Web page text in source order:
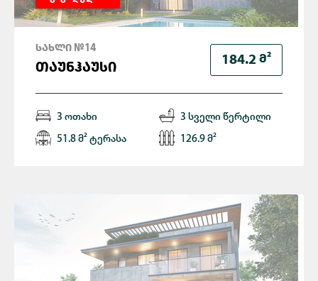
184.2 Მ²
ᲡᲐᲮᲚᲘ №14
ᲗᲐᲣᲜᲰᲐᲣᲡᲘ
3 ოთახი 3 სველი წერტილი
51.8 მ² ტერასა 126.9 მ²